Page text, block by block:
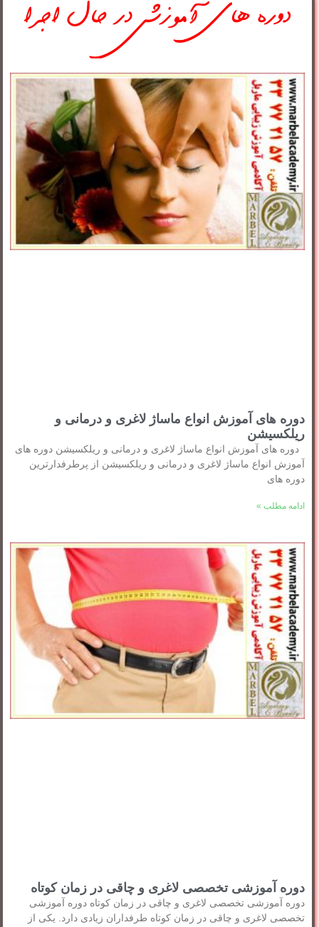
دوره های آموزش انواع ماساژ لاغری و درمانی و
ریلکسیشن
دوره های آموزش انواع ماساژ لاغری و درمانی و ریلکسیشن دوره های
آموزش انواع ماساژ لاغری و درمانی و ریلکسیشن از پرطرفدارترین
دوره های
ادامه مطلب »
دوره آموزشی تخصصی لاغری و چاقی در زمان کوتاه
دوره آموزشی تخصصی لاغری و چاقی در زمان کوتاه دوره آموزشی
تخصصی لاغری و چاقی در زمان کوتاه طرفداران زیادی دارد. یکی از